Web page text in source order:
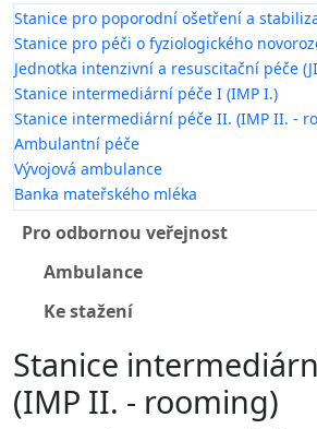
Stanice pro poporodní ošetření a
Stanice pro péči o fyziologického
Jednotka intenzivní a resuscitační péče
Stanice intermediární péče I (IMP I.)
Stanice intermediární péče II. (IMP II. -
Ambulantní péče
Vývojová ambulance
Banka mateřského mléka
Pro odbornou veřejnost
Ambulance
Ke stažení
Stanice
(IMP II. - rooming)